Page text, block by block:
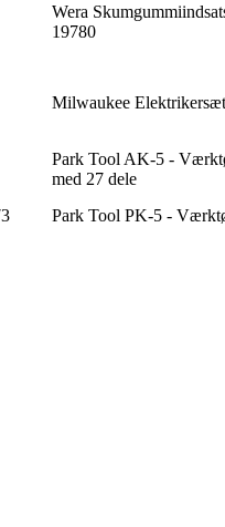
Wera
19780
Milwaukee
Park Tool AK-5 -
med 27 dele
Park Tool PK-5 -